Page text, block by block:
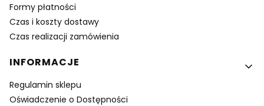
Formy płatności
Czas i koszty dostawy
Czas realizacji zamówienia
INFORMACJE
Regulamin sklepu
Oświadczenie o Dostępności